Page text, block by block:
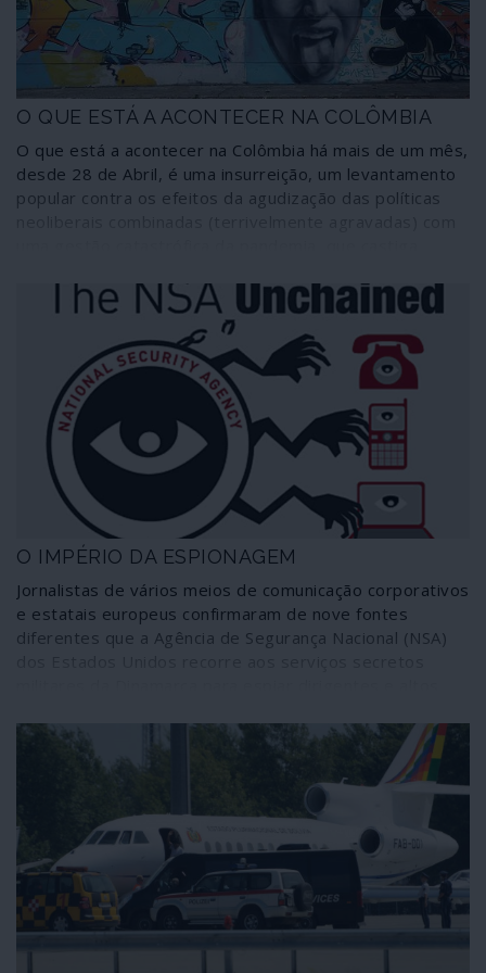
O QUE ESTÁ A ACONTECER NA COLÔMBIA
O que está a acontecer na Colômbia há mais de um mês,
desde 28 de Abril, é uma insurreição, um levantamento
popular contra os efeitos da agudização das políticas
a acontecer na Colômbia é uma resposta brutal do
narco-Estado fascista contra a generalidade da
população através de um aparelho repressivo montado
ao longo de seis décadas e que tem nas forças armadas
o principal suporte, articulando as polícias de segurança,
as unidades móveis de assalto e a entranhada teia de
grupos paramilitares ou esquadrões da morte.
O IMPÉRIO DA ESPIONAGEM
Jornalistas de vários meios de comunicação corporativos
e estatais europeus confirmaram de nove fontes
diferentes que a Agência de Segurança Nacional (NSA)
designadamente França, Alemanha, Suécia, Noruega,
Holanda e do próprio governo dinamarquês. O assunto
não é novo, obviamente, embora seja tratado como tal.
O que fica por apurar é a extensão, profundidade e
alcance deste mecanismo agora comprovado e
denunciado: a investigação incidiu sobre um documento
resultante de uma simples situação numa gigantesca e
ao mesmo tempo capilar malha de devassa.